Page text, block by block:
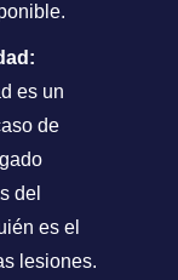
es un
de
del
es el
lesiones.